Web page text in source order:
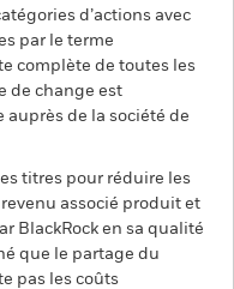
d’actions avec
par le terme
complète de toutes les
de change est
de la société de
titres pour réduire les
associé produit et
BlackRock en sa qualité
que le partage du
pas les coûts